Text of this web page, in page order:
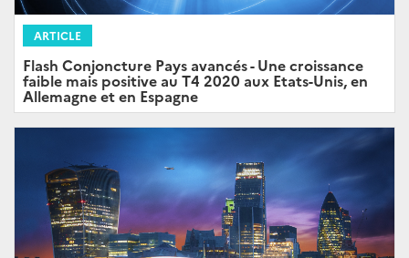
ARTICLE
Flash Conjoncture Pays avancés - Une croissance
faible mais positive au T4 2020 aux Etats-Unis, en
Allemagne et en Espagne